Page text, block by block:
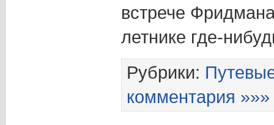
встрече
летнике где-
Рубрики:
комментария »»»